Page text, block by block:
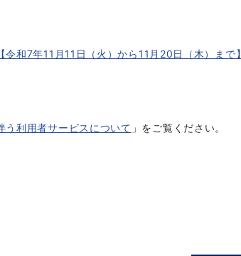
和7年11月11日（火）から11月20日（木）まで】
う利用者サービスについて 」をご覧ください。